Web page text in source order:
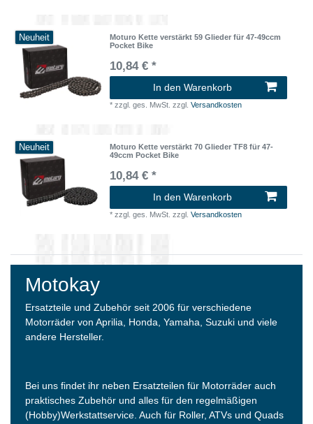
Neuheit
Moturo Kette verstärkt 59 Glieder für 47-49ccm
Pocket Bike
10,84 € *
In den Warenkorb
*zzgl. ges. MwSt. zzgl.Versandkosten
Neuheit
Moturo Kette verstärkt 70 Glieder TF8 für 47-
49ccm Pocket Bike
10,84 € *
In den Warenkorb
*zzgl. ges. MwSt. zzgl.Versandkosten
Motokay
Ersatzteile und Zubehör seit 2006 für verschiedene
Motorräder von Aprilia, Honda, Yamaha, Suzuki und viele
andere Hersteller.
Bei uns findet ihr neben Ersatzteilen für Motorräder auch
praktisches Zubehör und alles für den regelmäßigen
(Hobby)Werkstattservice. Auch für Roller, ATVs und Quads